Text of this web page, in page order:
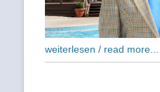
weiterlesen / read more...